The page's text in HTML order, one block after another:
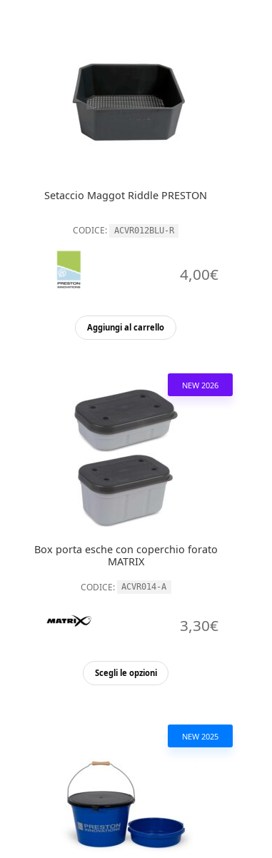
Setaccio Maggot Riddle PRESTON
CODICE: ACVR012BLU-R
4,00€
Aggiungi al carrello
NEW 2026
Box porta esche con coperchio forato
MATRIX
CODICE: ACVR014-A
3,30€
Scegli le opzioni
Questo
varianti.
Le
nella
pagina
NEW 2025